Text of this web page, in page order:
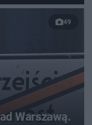
49
Warszawą.